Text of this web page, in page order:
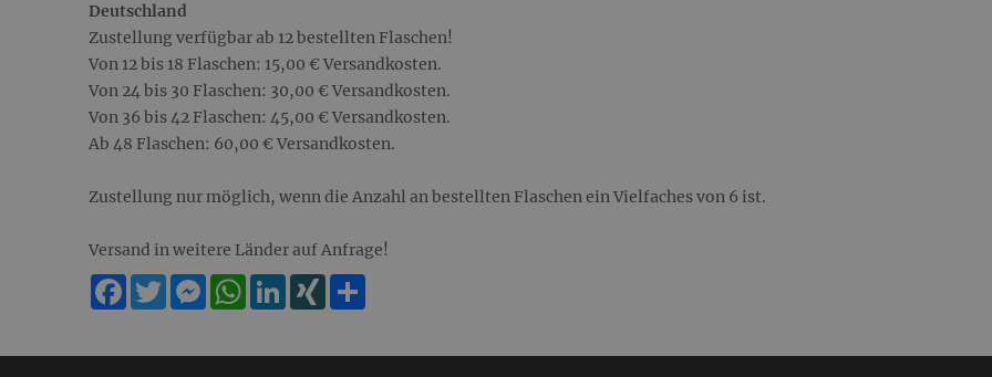
Deutschland
Zustellung verfügbar ab 12 bestellten Flaschen!
Von 12 bis 18 Flaschen: 15,00 € Versandkosten.
Von 24 bis 30 Flaschen: 30,00 € Versandkosten.
Von 36 bis 42 Flaschen: 45,00 € Versandkosten.
Ab 48 Flaschen: 60,00 € Versandkosten.
Zustellung nur möglich, wenn die Anzahl an bestellten Flaschen ein Vielfaches von 6 ist.
Versand in weitere Länder auf Anfrage!
Facebook
TwitterMessengerWhatsApp
LinkedInXING